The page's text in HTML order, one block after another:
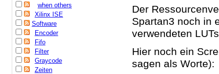
when others
Xilinx ISE
Software
Encoder
Fifo
Filter
Graycode
Zeiten
Der
Spartan3 noch in
verwendeten
Hier noch ein
sagen als Worte):